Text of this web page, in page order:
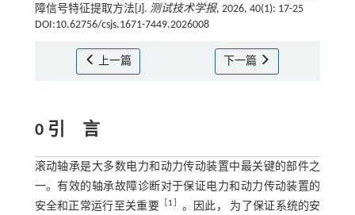
障信号特征提取方法[J]. 测试技术学报, 2026, 40(1): 17-25
DOI:10.62756/csjs.1671-7449.2026008
上一篇 下一篇
0 引 言
滚动轴承是大多数电力和动力传动装置中最关键的部件之
一。有效的轴承故障诊断对于保证电力和动力传动装置的
安全和正常运行至关重要
1
。因此， 为了保证系统的安